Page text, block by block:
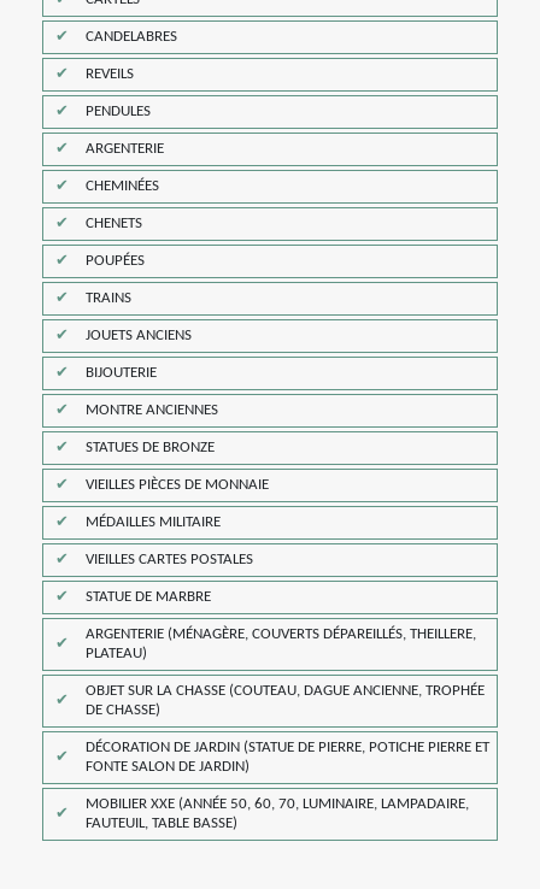
CANDELABRES
REVEILS
PENDULES
ARGENTERIE
CHEMINÉES
CHENETS
POUPÉES
TRAINS
JOUETS ANCIENS
BIJOUTERIE
MONTRE ANCIENNES
STATUES DE BRONZE
VIEILLES PIÈCES DE MONNAIE
MÉDAILLES MILITAIRE
VIEILLES CARTES POSTALES
STATUE DE MARBRE
ARGENTERIE (MÉNAGÈRE, COUVERTS DÉPAREILLÉS, THEILLERE,
PLATEAU)
OBJET SUR LA CHASSE (COUTEAU, DAGUE ANCIENNE, TROPHÉE
DE CHASSE)
DÉCORATION DE JARDIN (STATUE DE PIERRE, POTICHE PIERRE ET
FONTE SALON DE JARDIN)
MOBILIER XXE (ANNÉE 50, 60, 70, LUMINAIRE, LAMPADAIRE,
FAUTEUIL, TABLE BASSE)